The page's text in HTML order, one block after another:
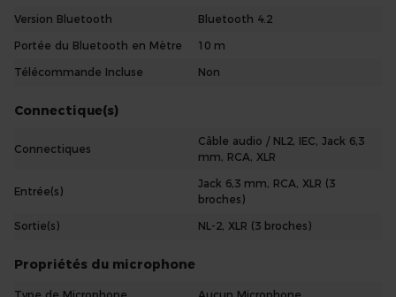
robustesse.
IDEAL POUR LES SOIRÉES
diffusion de son lors de soirées ! Cette sono triphonique propose
soirées entre amis.
Version Bluetooth
Bluetooth 4.2
Portée du Bluetooth en Mètre
10 m
Télécommande Incluse
Non
Connectique(s)
Connectiques
Câble audio / NL2, IEC, Jack 6,3
mm, RCA, XLR
Entrée(s)
Jack 6,3 mm, RCA, XLR (3
broches)
Sortie(s)
NL-2, XLR (3 broches)
Propriétés du microphone